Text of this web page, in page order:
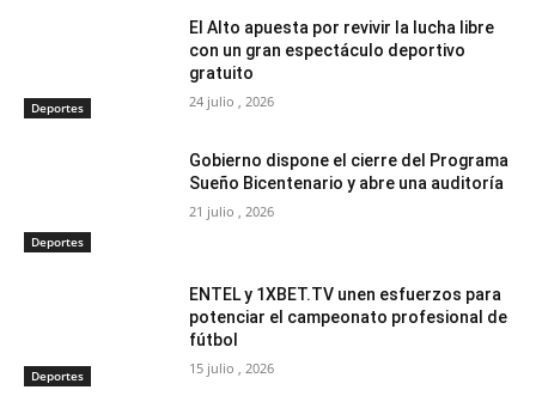
Deportes
El Alto apuesta por revivir la lucha libre
con un gran espectáculo deportivo
gratuito
24 julio , 2026
Deportes
Gobierno dispone el cierre del Programa
Sueño Bicentenario y abre una auditoría
21 julio , 2026
Deportes
ENTEL y 1XBET.TV unen esfuerzos para
potenciar el campeonato profesional de
fútbol
15 julio , 2026